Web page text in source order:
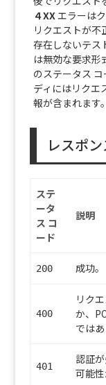
４XXエラーはク
リクエストが
存在しないテス
は無効な要求形
のステータス
ディにはリクエ
報が含まれます。
レスポ
ステ
ータ
ス コ
ード
説明
200 成功。
400
リク
か、
ではあ
401
認証
可能性